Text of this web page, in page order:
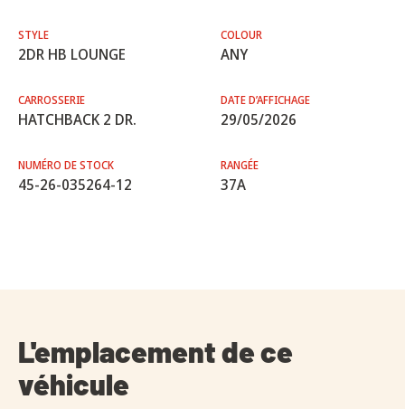
STYLE
2DR HB LOUNGE
COLOUR
ANY
CARROSSERIE
HATCHBACK 2 DR.
DATE D’AFFICHAGE
29/05/2026
NUMÉRO DE STOCK
45-26-035264-12
RANGÉE
37A
L'emplacement de ce
véhicule